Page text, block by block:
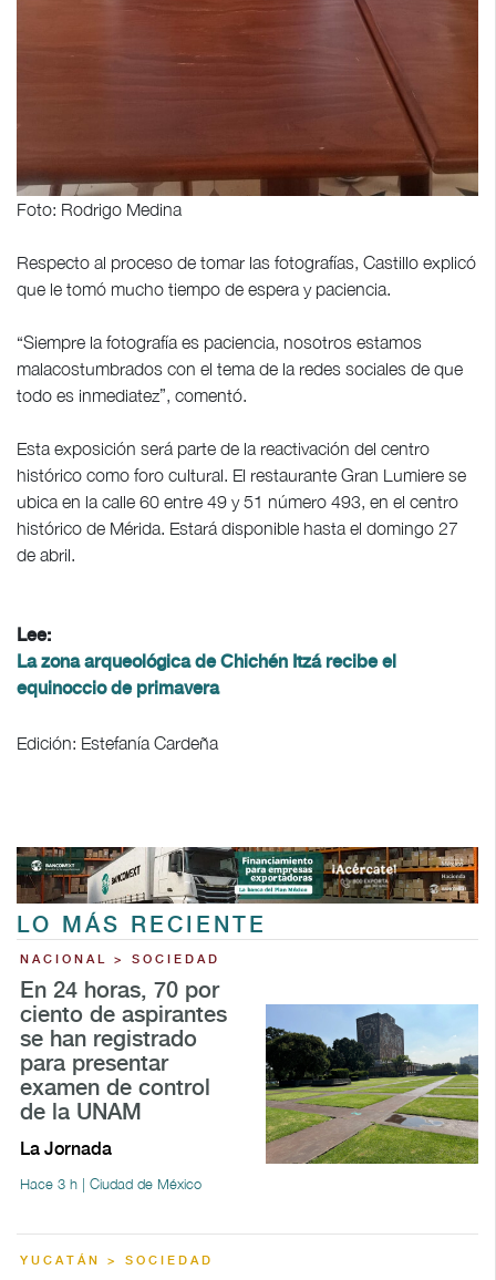
Foto: Rodrigo Medina
Respecto al proceso de tomar las fotografías, Castillo explicó
que le tomó mucho tiempo de espera y paciencia.
“Siempre la fotografía es paciencia, nosotros estamos
malacostumbrados con el tema de la redes sociales de que
todo es inmediatez”, comentó.
Esta exposición será parte de la reactivación del centro
histórico como foro cultural. El restaurante Gran Lumiere se
ubica en la calle 60 entre 49 y 51 número 493, en el centro
histórico de Mérida. Estará disponible hasta el domingo 27
de abril.
Lee:
La zona arqueológica de Chichén Itzá recibe el
equinoccio de primavera
Edición: Estefanía Cardeña
LO MÁS RECIENTE
NACIONAL > SOCIEDAD
En 24 horas, 70 por
ciento de aspirantes
se han registrado
para presentar
examen de control
de la UNAM
La Jornada
Hace 3 h | Ciudad de México
YUCATÁN > SOCIEDAD